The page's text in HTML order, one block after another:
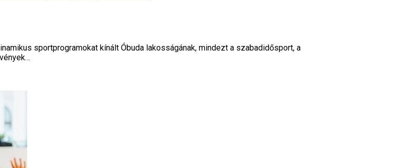
sportprogramokat kínált Óbuda lakosságának, mindezt a szabadidősport, a